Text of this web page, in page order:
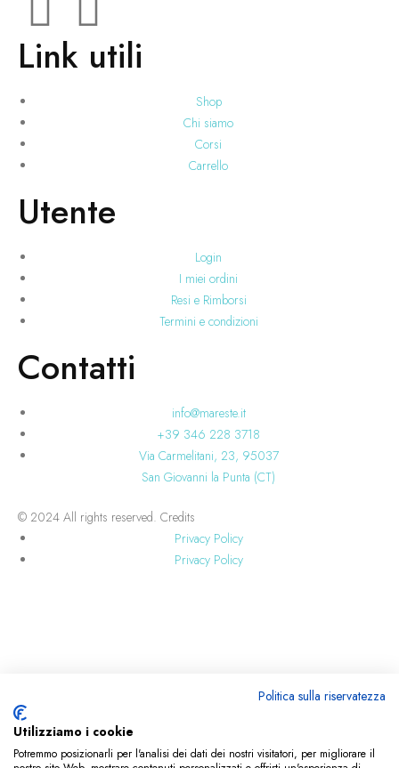
Link utili
Shop
Chi siamo
Corsi
Carrello
Utente
Login
I miei ordini
Resi e Rimborsi
Termini e condizioni
Contatti
info@mareste.it
+39 346 228 3718
Via Carmelitani, 23, 95037
San Giovanni la Punta (CT)
© 2024 All rights reserved. Credits
Privacy Policy
Privacy Policy
Solo per pochissimo tempo, approfitta di un’offerta incredibile:
✨ Acquista 2 articoli della nuova collezione
Unici
Politica sulla riservatezza
Utilizziamo i cookie
Potremmo posizionarli per l'analisi dei dati dei nostri visitatori, per migliorare il